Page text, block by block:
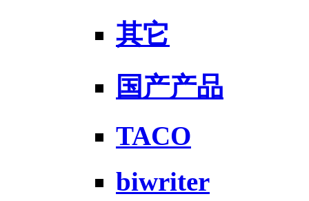
其它
国产产品
TACO
biwriter